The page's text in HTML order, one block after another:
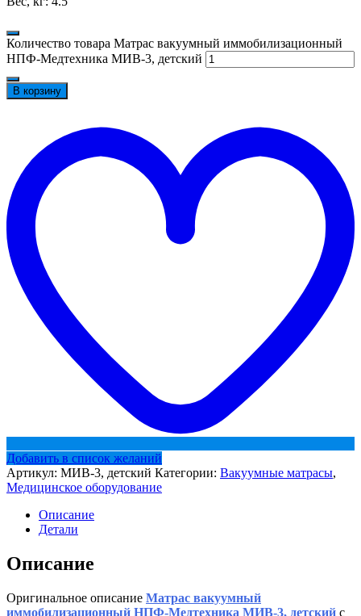
Количество товара Матрас вакуумный иммобилизационный
НПФ-Медтехника МИВ-3, детский
В корзину
Добавить в список желаний
Артикул: МИВ-3, детский Категории: Вакуумные матрасы,
Медицинское оборудование
Описание
Детали
Описание
Оригинальное описание Матрас вакуумный
иммобилизационный НПФ-Медтехника МИВ-3, детский с